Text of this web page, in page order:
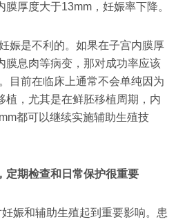
厚度大于13mm，妊娠率下降。
娠是不利的。如果在子宫内膜厚
膜息肉等病变，那对成功率应该
目前在临床上通常不会单纯因为
植，尤其是在鲜胚移植周期，内
都可以继续实施辅助生殖技
定期检查和日常保护很重要
妊娠和辅助生殖起到重要影响。患